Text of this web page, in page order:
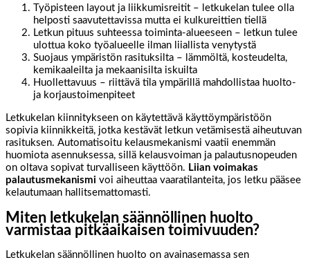
Työpisteen layout ja liikkumisreitit – letkukelan tulee olla
helposti saavutettavissa mutta ei kulkureittien tiellä
Letkun pituus suhteessa toiminta-alueeseen – letkun tulee
ulottua koko työalueelle ilman liiallista venytystä
Suojaus ympäristön rasituksilta – lämmöltä, kosteudelta,
kemikaaleilta ja mekaanisilta iskuilta
Huollettavuus – riittävä tila ympärillä mahdollistaa huolto-
ja korjaustoimenpiteet
Letkukelan kiinnitykseen on käytettävä käyttöympäristöön
sopivia kiinnikkeitä, jotka kestävät letkun vetämisestä aiheutuvan
rasituksen. Automatisoitu kelausmekanismi vaatii enemmän
huomiota asennuksessa, sillä kelausvoiman ja palautusnopeuden
on oltava sopivat turvalliseen käyttöön. Liian voimakas
palautusmekanismi voi aiheuttaa vaaratilanteita, jos letku pääsee
kelautumaan hallitsemattomasti.
Miten letkukelan säännöllinen huolto
varmistaa pitkäaikaisen toimivuuden?
Letkukelan säännöllinen huolto on avainasemassa sen